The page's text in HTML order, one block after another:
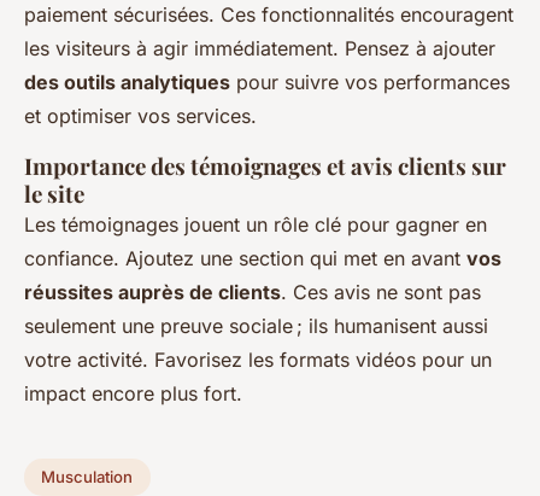
paiement sécurisées. Ces fonctionnalités encouragent
les visiteurs à agir immédiatement. Pensez à ajouter
des outils analytiques pour suivre vos performances
et optimiser vos services.
Importance des témoignages et avis clients sur
le site
Les témoignages jouent un rôle clé pour gagner en
confiance. Ajoutez une section qui met en avant vos
réussites auprès de clients. Ces avis ne sont pas
seulement une preuve sociale ; ils humanisent aussi
votre activité. Favorisez les formats vidéos pour un
impact encore plus fort.
Musculation